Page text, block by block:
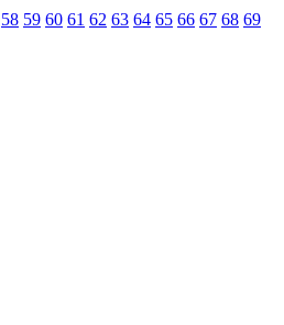
58 59 60 61 62 63 64 65 66 67 68 69